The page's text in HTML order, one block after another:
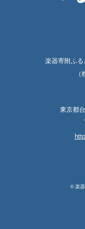
楽器寄附ふ
東京都
© 楽